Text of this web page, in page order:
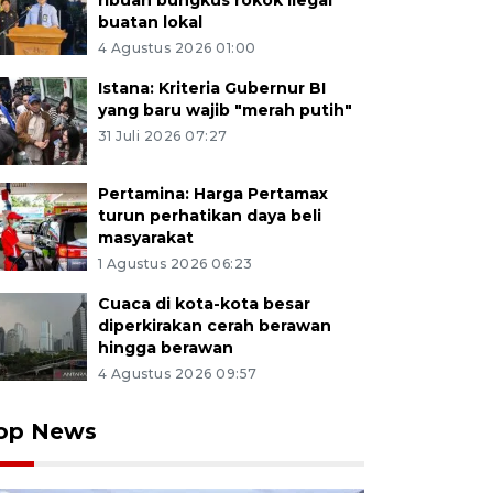
buatan lokal
4 Agustus 2026 01:00
Istana: Kriteria Gubernur BI
yang baru wajib "merah putih"
31 Juli 2026 07:27
Pertamina: Harga Pertamax
turun perhatikan daya beli
masyarakat
1 Agustus 2026 06:23
Cuaca di kota-kota besar
diperkirakan cerah berawan
hingga berawan
4 Agustus 2026 09:57
News